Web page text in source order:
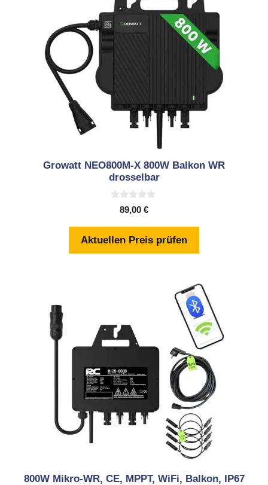
Growatt NEO800M-X 800W Balkon WR
drosselbar
5
89,00 €
Aktuellen Preis prüfen
800W Mikro-WR, CE, MPPT, WiFi, Balkon, IP67